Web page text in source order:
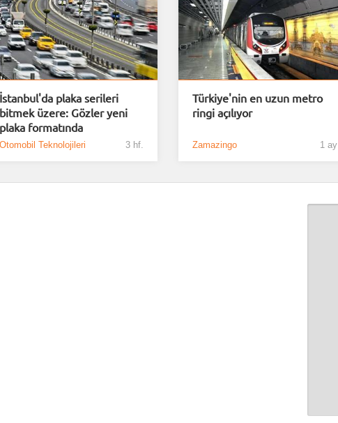
İstanbul'da plaka serileri
bitmek üzere: Gözler yeni
plaka formatında
Otomobil Teknolojileri 3 hf.
Türkiye'nin en uzun metro
ringi açılıyor
Zamazingo 1 ay